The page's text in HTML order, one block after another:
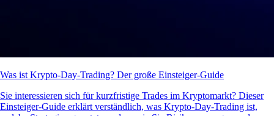
Was ist Krypto-Day-Trading? Der große Einsteiger-Guide
Sie interessieren sich für kurzfristige Trades im Kryptomarkt? Dieser
Einsteiger-Guide erklärt verständlich, was Krypto-Day-Trading ist,